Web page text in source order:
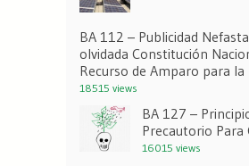
BA 112 – Publicidad
olvidada Constitución
Recurso de Amparo para la
18515 views
BA 127 –
Precautorio Para
16015 views